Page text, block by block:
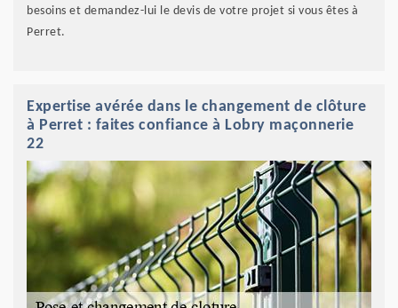
besoins et demandez-lui le devis de votre projet si vous êtes à
Perret.
Expertise avérée dans le changement de clôture
à Perret : faites confiance à Lobry maçonnerie
22